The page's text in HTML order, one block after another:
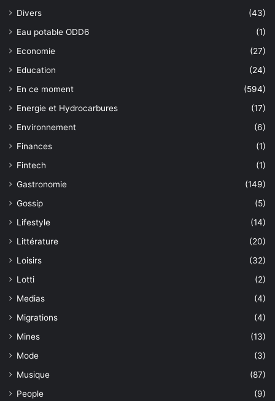
Divers
(43)
Eau potable ODD6
(1)
Economie
(27)
Education
(24)
En ce moment
(594)
Energie et Hydrocarbures
(17)
Environnement
(6)
Finances
(1)
Fintech
(1)
Gastronomie
(149)
Gossip
(5)
Lifestyle
(14)
Littérature
(20)
Loisirs
(32)
Lotti
(2)
Medias
(4)
Migrations
(4)
Mines
(13)
Mode
(3)
Musique
(87)
People
(9)